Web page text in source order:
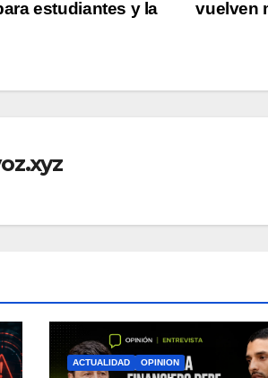
vuelven
estudiantes y la
ACTUALIDAD OPINION